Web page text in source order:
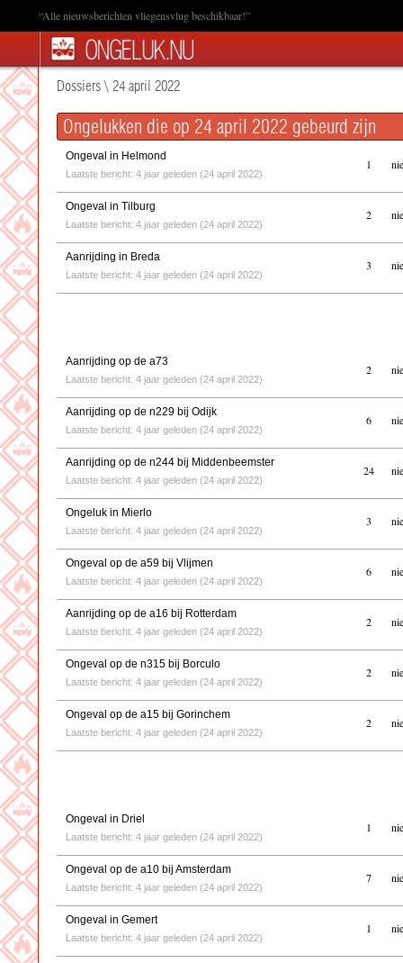
“Alle nieuwsberichten vliegensvlug beschikbaar!”
Dossiers\ 24 april 2022
Ongelukken die op 24 april 2022 gebeurd zijn
Ongeval in Helmond
Laatste bericht: 4 jaar geleden (24 april 2022)
1
Ongeval in Tilburg
Laatste bericht: 4 jaar geleden (24 april 2022)
2
Aanrijding in Breda
Laatste bericht: 4 jaar geleden (24 april 2022)
3
Aanrijding op de a73
Laatste bericht: 4 jaar geleden (24 april 2022)
2
Aanrijding op de n229 bij Odijk
Laatste bericht: 4 jaar geleden (24 april 2022)
6
Aanrijding op de n244 bij Middenbeemster
Laatste bericht: 4 jaar geleden (24 april 2022)
24
Ongeluk in Mierlo
Laatste bericht: 4 jaar geleden (24 april 2022)
3
Ongeval op de a59 bij Vlijmen
Laatste bericht: 4 jaar geleden (24 april 2022)
6
Aanrijding op de a16 bij Rotterdam
Laatste bericht: 4 jaar geleden (24 april 2022)
2
Ongeval op de n315 bij Borculo
Laatste bericht: 4 jaar geleden (24 april 2022)
2
Ongeval op de a15 bij Gorinchem
Laatste bericht: 4 jaar geleden (24 april 2022)
2
Ongeval in Driel
Laatste bericht: 4 jaar geleden (24 april 2022)
1
Ongeval op de a10 bij Amsterdam
Laatste bericht: 4 jaar geleden (24 april 2022)
7
Ongeval in Gemert
Laatste bericht: 4 jaar geleden (24 april 2022)
1